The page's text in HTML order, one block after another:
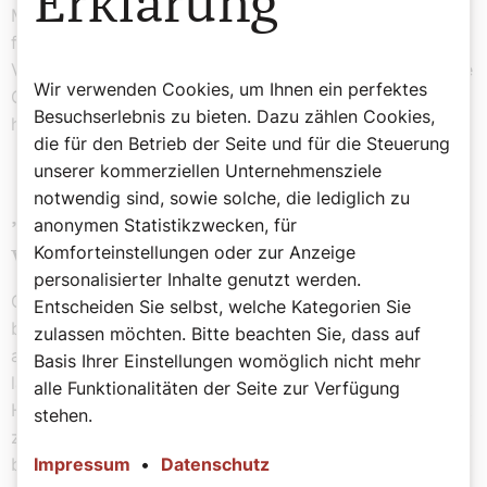
Migazzi. Darüber hinaus befasste er sich mit
frühchristlichen Themen und der Frage nach der
Verfasserschaft des Werks „Imitatio Christi“ („Nachfolge
Christi“) – ein Bestseller des Thomas von Kempen bis
heute.
„Patriotische Tränen“ zum Abschied
von Cölestin Wolfsgruber
Cölestin Wolfsgruber war als beliebter Prediger
bekannt, der seine Zuhörer auf authentische Weise
ansprach und eine große Frömmigkeit ausstrahlte. Es
lag daher nahe, dass er sich nach dem Ausscheiden des
Hofpredigers Pater Clemens Kickh 1900 gemeinsam mit
zehn weiteren Bewerbern um dessen Nachfolge
bemühte. Auf Rat von Burgpfarrer Laurenz Mayer hin
Wir verwenden Cookies, um Ihnen ein perfektes
Besuchserlebnis zu bieten. Dazu zählen Cookies,
die für den Betrieb der Seite und für die Steuerung
unserer kommerziellen Unternehmensziele
notwendig sind, sowie solche, die lediglich zu
anonymen Statistikzwecken, für
Komforteinstellungen oder zur Anzeige
personalisierter Inhalte genutzt werden.
Entscheiden Sie selbst, welche Kategorien Sie
zulassen möchten. Bitte beachten Sie, dass auf
Basis Ihrer Einstellungen womöglich nicht mehr
alle Funktionalitäten der Seite zur Verfügung
stehen.
Impressum • Datenschutz